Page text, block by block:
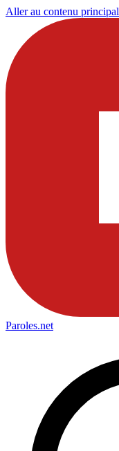
Aller au contenu principal
Paroles.net